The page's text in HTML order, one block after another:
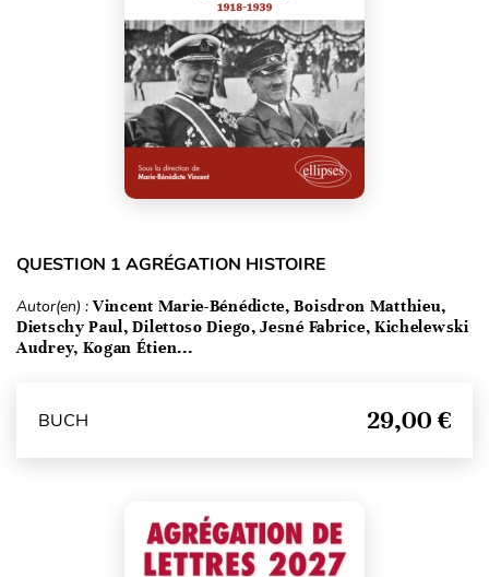
QUESTION 1 AGRÉGATION HISTOIRE
Autor(en) : Vincent Marie-Bénédicte, Boisdron Matthieu,
Dietschy Paul, Dilettoso Diego, Jesné Fabrice, Kichelewski
Audrey, Kogan Étien...
BUCH 29,00 €